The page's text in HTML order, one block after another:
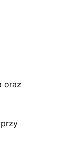
oraz